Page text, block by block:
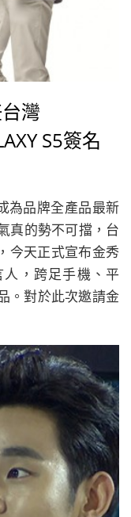
灣
S5簽名
為品牌全產品最新
真的勢不可擋，台
今天正式宣布金秀
，跨足手機、平
。對於此次邀請金
星的你》劇中所展
品牌和產品的獨特
牌年度全產品代言
星繼BIGBANG、
希望能藉由%